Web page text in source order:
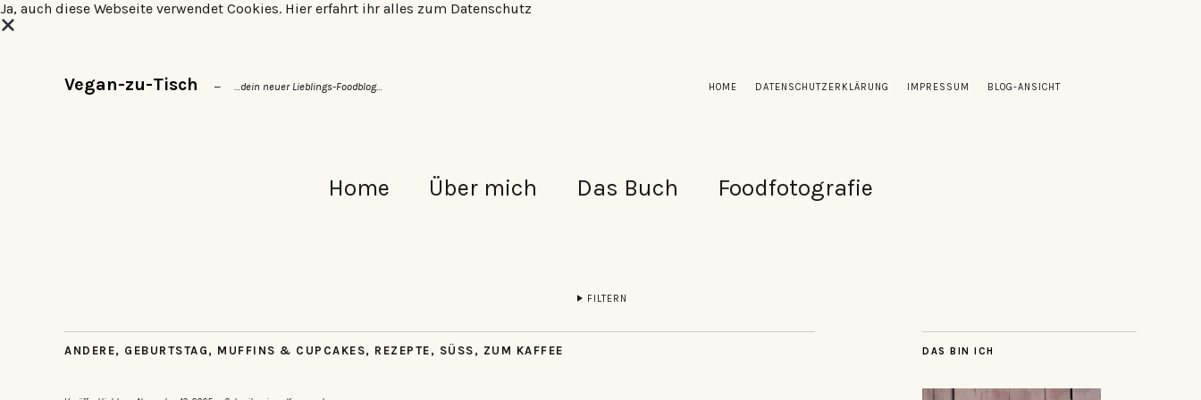
Ja, auch diese Webseite verwendet Cookies. Hier erfahrt ihr alles zum Datenschutz
HOME DATENSCHUTZERKLÄRUNG IMPRESSUM BLOG-ANSICHT
Vegan-zu-Tisch …dein neuer Lieblings-Foodblog…
Home Über mich Das Buch Foodfotografie
FILTERN
ANDERE, GEBURTSTAG , MUFFINS & CUPCAKES, REZEPTE , SÜSS , ZUM KAFFEE DAS BIN ICH